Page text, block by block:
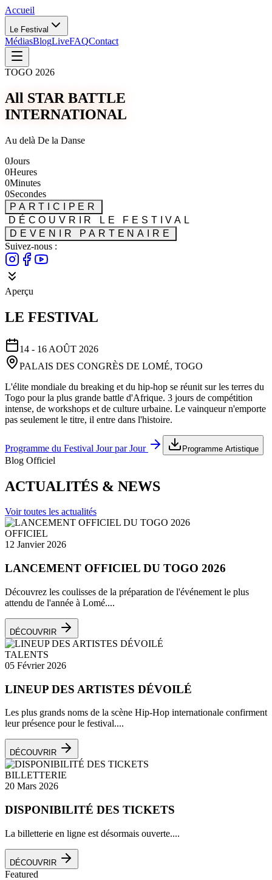
Accueil
Le Festival
MédiasBlogLiveFAQContact
TOGO 2026
All STAR BATTLE
INTERNATIONAL
Au delà De la Danse
0Jours
0Heures
0Minutes
0Secondes
PARTICIPER
DÉCOUVRIR LE FESTIVAL
DEVENIR PARTENAIRE
Suivez-nous :
Aperçu
LE FESTIVAL
14 - 16 AOÛT 2026
PALAIS DES CONGRÈS DE LOMÉ, TOGO
L'élite mondiale du breaking et du hip-hop se réunit sur les terres du
Togo pour la plus grande battle d'Afrique. 3 jours de compétition
intense, de workshops et de culture urbaine. Le vainqueur n'emporte
pas seulement le titre, il entre dans l'histoire.
Programme du Festival Jour par Jour Programme Artistique
Blog Officiel
ACTUALITÉS & NEWS
Voir toutes les actualités
OFFICIEL
12 Janvier 2026
LANCEMENT OFFICIEL DU TOGO 2026
Découvrez les coulisses de la préparation de l'événement le plus
attendu de l'année à Lomé....
DÉCOUVRIR
TALENTS
05 Février 2026
LINEUP DES ARTISTES DÉVOILÉ
Les plus grands noms de la scène Hip-Hop internationale confirment
leur présence pour le festival....
DÉCOUVRIR
BILLETTERIE
20 Mars 2026
DISPONIBILITÉ DES TICKETS
La billetterie en ligne est désormais ouverte....
DÉCOUVRIR
Featured